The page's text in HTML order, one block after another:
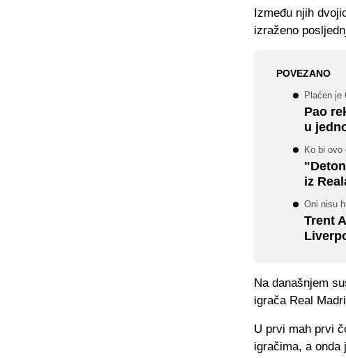
Između njih
izraženo
POVEZANO
Plaćen je
Pao
u
Ko bi ovo
iz
Oni nisu
Trent
Na današnjem
igrača Real
U prvi mah prvi
igračima, a onda